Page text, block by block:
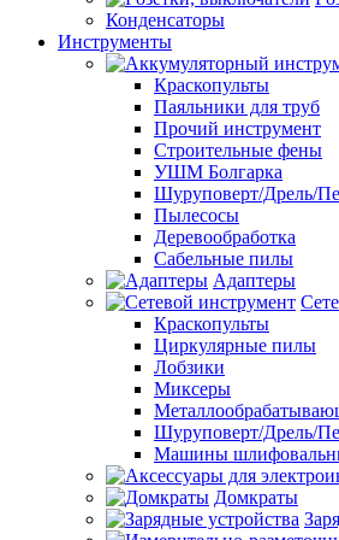
Конденсаторы
Инструменты
Краскопульты
Паяльники для труб
Прочий инструмент
Строительные фены
УШМ Болгарка
Шуруповерт/Дрель/
Пылесосы
Деревообработка
Сабельные пилы
Адаптеры
Краскопульты
Циркулярные пилы
Лобзики
Миксеры
Шуруповерт/Дрель/
Машины
Домкраты